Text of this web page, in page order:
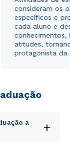
consideram os
específicos e
cada aluno e
conhecimentos,
atitudes,
protagonista da
a
+